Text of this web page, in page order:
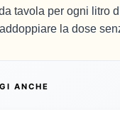
tavola per ogni litro
la dose
ANCHE